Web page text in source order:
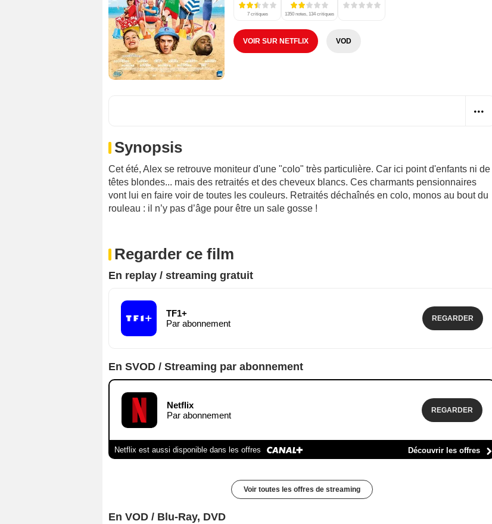
7 critiques 1350 notes, 134 critiques
VOIR SUR NETFLIX VOD
Synopsis
Cet été, Alex se retrouve moniteur d'une "colo" très particulière. Car ici point d'enfants ni de
têtes blondes... mais des retraités et des cheveux blancs. Ces charmants pensionnaires
vont lui en faire voir de toutes les couleurs. Retraités déchaînés en colo, monos au bout du
rouleau : il n’y pas d’âge pour être un sale gosse !
Regarder ce film
En replay / streaming gratuit
TF1+
Par abonnement
REGARDER
En SVOD / Streaming par abonnement
Netflix
Par abonnement
REGARDER
Netflix est aussi disponible dans les offres Découvrir les offres
Voir toutes les offres de streaming
En VOD / Blu-Ray, DVD